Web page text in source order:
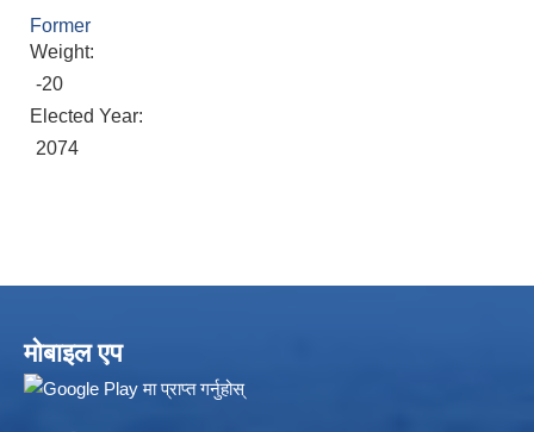
Former
Weight:
-20
Elected Year:
2074
मोबाइल एप